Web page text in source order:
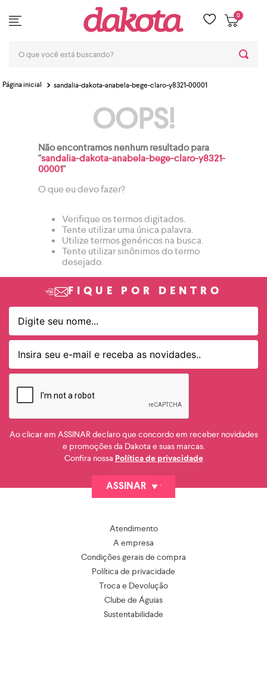
0
sandalia-dakota-anabela-bege-claro-y8321-00001
OOPS!
Não encontramos nenhum resultado para
"sandalia-dakota-anabela-bege-claro-y8321-
00001"
O que eu devo fazer?
Verifique os termos digitados.
Tente utilizar uma única palavra.
Utilize termos genéricos na busca.
Tente utilizar sinônimos do termo
desejado.
FIQUE POR DENTRO
Ao clicar em ASSINAR declaro que concordo em receber novidades
e promoções da Dakota e suas marcas.
Confira nossa Política de privacidade
ASSINAR
Atendimento
A empresa
Condições gerais de compra
Política de privacidade
Troca e Devolução
Clube de Águias
Sustentabilidade